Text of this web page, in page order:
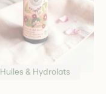
Huiles & Hydrolats